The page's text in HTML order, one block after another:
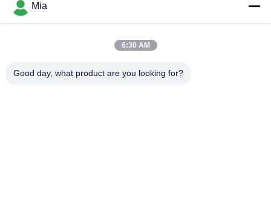
Сверхмощные крышки из электролитической жести для
продуктов, химикатов и аэрозолей
Mia
6:30 AM
Good day, what product are you looking for?